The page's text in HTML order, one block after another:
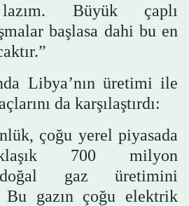
Büyük çaplı
başlasa dahi bu en
Libya’nın üretimi ile
da karşılaştırdı:
çoğu yerel piyasada
700 milyon
gaz üretimini
Bu gazın çoğu elektrik